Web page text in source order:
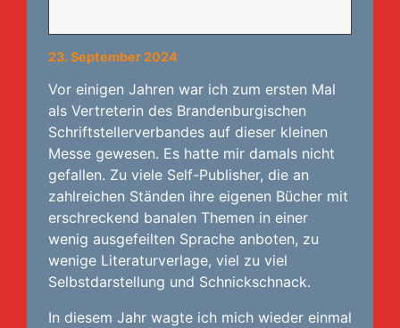
23. September 2024
Vor einigen Jahren war ich zum ersten Mal
als Vertreterin des Brandenburgischen
Schriftstellerverbandes auf dieser kleinen
Messe gewesen. Es hatte mir damals nicht
gefallen. Zu viele Self-Publisher, die an
zahlreichen Ständen ihre eigenen Bücher mit
erschreckend banalen Themen in einer
wenig ausgefeilten Sprache anboten, zu
wenige Literaturverlage, viel zu viel
Selbstdarstellung und Schnickschnack.
In diesem Jahr wagte ich mich wieder einmal